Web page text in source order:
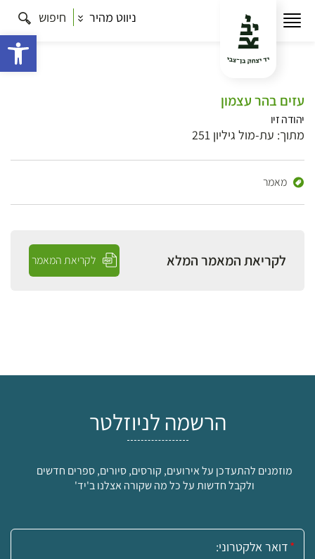
ניווט מהיר חיפוש
עזים בהר עצמון
יהודה זיו
מתוך: עת-מול גיליון 251
מאמר
לקריאת המאמר המלא לקריאת המאמר
הרשמה לניוזלטר
מוזמנים להתעדכן על אירועים, קורסים, סיורים, ספרים חדשים
ולקבל חדשות על כל מה שקורה אצלנו ב'יד'
אימייל: